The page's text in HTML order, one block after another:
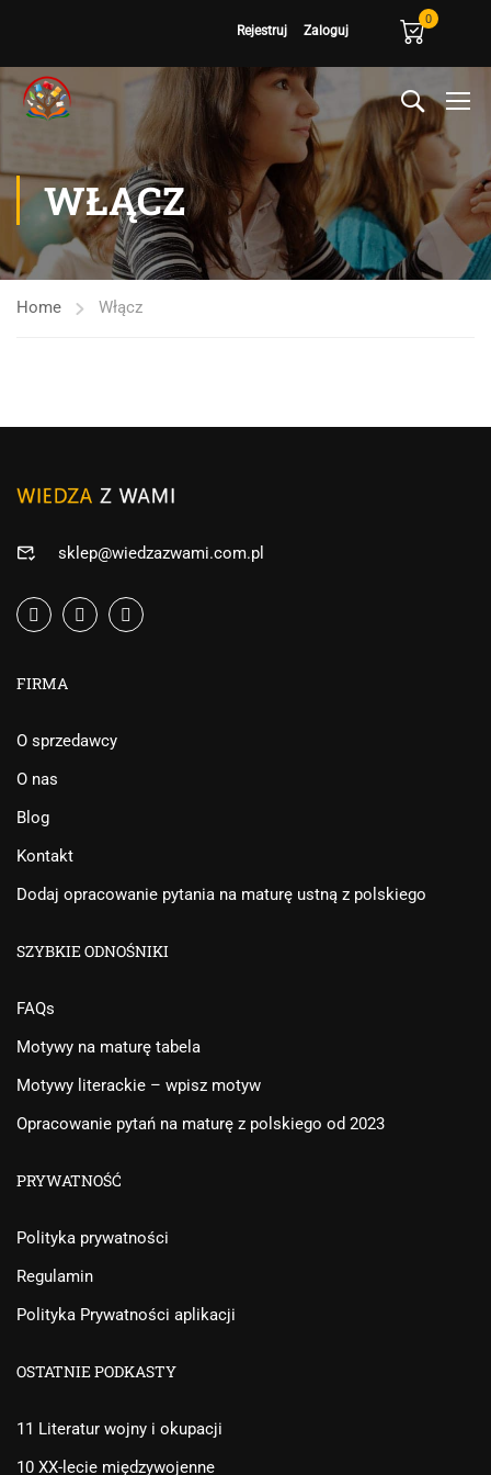
Rejestruj Zaloguj
0
WŁĄCZ
Home Włącz
sklep@wiedzazwami.com.pl
FIRMA
O sprzedawcy
O nas
Blog
Kontakt
Dodaj opracowanie pytania na maturę ustną z polskiego
SZYBKIE ODNOŚNIKI
FAQs
Motywy na maturę tabela
Motywy literackie – wpisz motyw
Opracowanie pytań na maturę z polskiego od 2023
PRYWATNOŚĆ
Polityka prywatności
Regulamin
Polityka Prywatności aplikacji
OSTATNIE PODKASTY
11 Literatur wojny i okupacji
10 XX-lecie międzywojenne